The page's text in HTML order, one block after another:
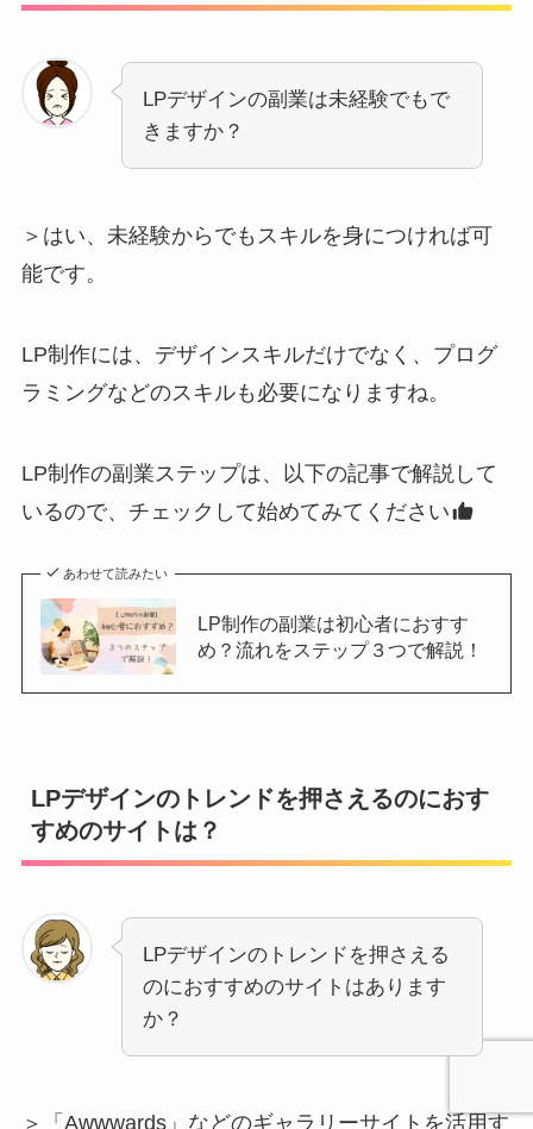
LPデザインの副業は未経験でもで
きますか？
＞はい、未経験からでもスキルを身につければ可
能です。
LP制作には、デザインスキルだけでなく、プログ
ラミングなどのスキルも必要になりますね。
LP制作の副業ステップは、以下の記事で解説して
いるので、チェックして始めてみてください
あわせて読みたい
LP制作の副業は初心者におすす
め？流れをステップ３つで解説！
LPデザインのトレンドを押さえるのにおす
すめのサイトは？
LPデザインのトレンドを押さえる
のにおすすめのサイトはあります
か？
＞「Awwwards」などのギャラリーサイトを活用す